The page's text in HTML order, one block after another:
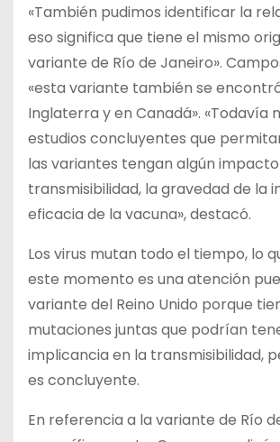
«También pudimos identificar la
eso significa que tiene el mismo
variante de Río de Janeiro».
«esta variante también se
Inglaterra y en Canadá». «Todavía
estudios concluyentes que
las variantes tengan algún
transmisibilidad, la gravedad de la
eficacia de la vacuna», destacó.
Los virus mutan todo el tiempo, lo
este momento es una atención
variante del Reino Unido porque
mutaciones juntas que podrían
implicancia en la transmisibilidad,
es concluyente.
En referencia a la variante de Río